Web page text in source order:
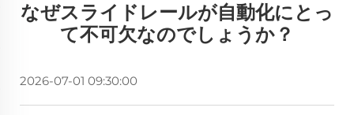
なぜスライドレールが自動化にとっ
て不可欠なのでしょうか？
2026-07-01 09:30:00